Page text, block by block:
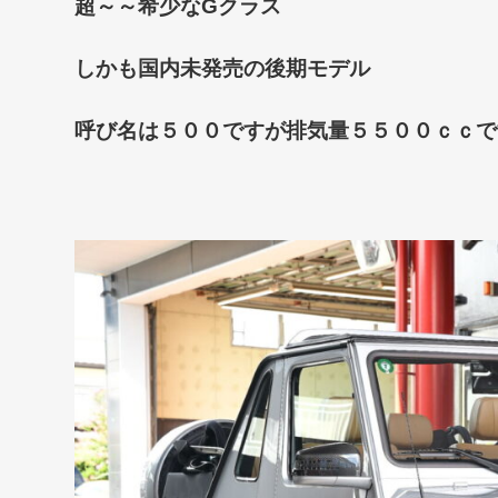
超～～希少なGクラス
しかも国内未発売の後期モデル
呼び名は５００ですが排気量５５００ｃｃ